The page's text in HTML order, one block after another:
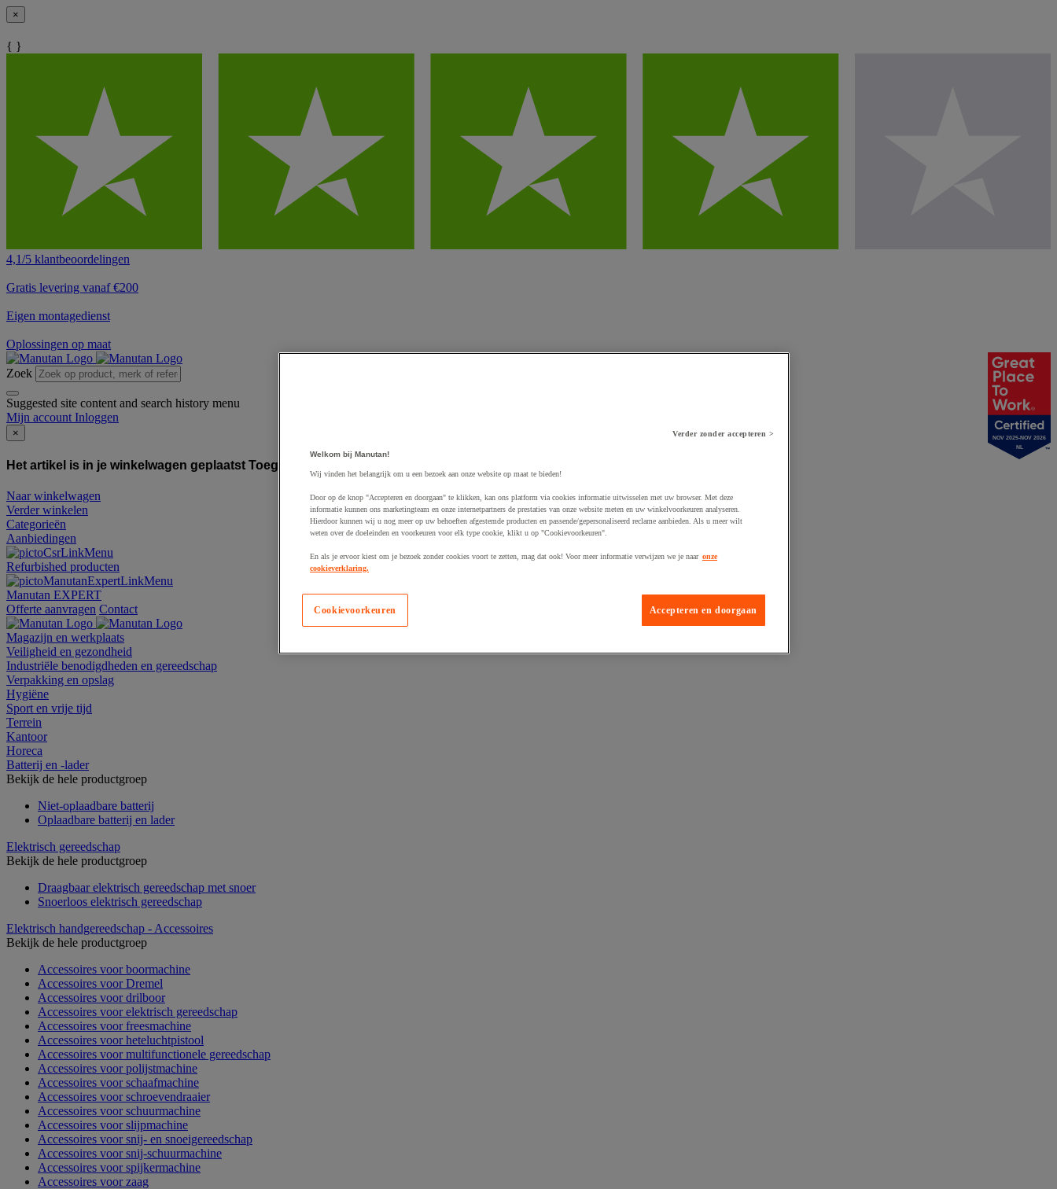
×
{ }
4,1/5 klantbeoordelingen
Gratis levering vanaf €200
Eigen montagedienst
Oplossingen op maat
Zoek
Suggested site content and search history menu
Mijn account Inloggen
×
Het artikel is in je winkelwagen geplaatst Toegevoegd aan winkelwagen
Naar winkelwagen
Verder winkelen
Categorieën
Aanbiedingen
Refurbished producten
Manutan EXPERT
Offerte aanvragen Contact
Magazijn en werkplaats
Veiligheid en gezondheid
Industriële benodigdheden en gereedschap
Verpakking en opslag
Hygiëne
Sport en vrije tijd
Terrein
Kantoor
Horeca
Batterij en -lader
Bekijk de hele productgroep
Niet-oplaadbare batterij
Oplaadbare batterij en lader
Elektrisch gereedschap
Bekijk de hele productgroep
Draagbaar elektrisch gereedschap met snoer
Snoerloos elektrisch gereedschap
Elektrisch handgereedschap - Accessoires
Bekijk de hele productgroep
Accessoires voor boormachine
Accessoires voor Dremel
Accessoires voor drilboor
Accessoires voor elektrisch gereedschap
Accessoires voor freesmachine
Accessoires voor heteluchtpistool
Accessoires voor multifunctionele gereedschap
Accessoires voor polijstmachine
Accessoires voor schaafmachine
Accessoires voor schroevendraaier
Accessoires voor schuurmachine
Accessoires voor slijpmachine
Accessoires voor snij- en snoeigereedschap
Accessoires voor snij-schuurmachine
Accessoires voor spijkermachine
Accessoires voor zaag
NOV 2025-NOV 2026
NL
Verder zonder accepteren >
Welkom bij Manutan!
Wij vinden het belangrijk om u een bezoek aan onze website op maat te bieden!
Door op de knop "Accepteren en doorgaan" te klikken, kan ons platform via cookies informatie uitwisselen met uw browser. Met deze
informatie kunnen ons marketingteam en onze internetpartners de prestaties van onze website meten en uw winkelvoorkeuren analyseren.
Hierdoor kunnen wij u nog meer op uw behoeften afgestemde producten en passende/gepersonaliseerd reclame aanbieden. Als u meer wilt
weten over de doeleinden en voorkeuren voor elk type cookie, klikt u op "Cookievoorkeuren".
En als je ervoor kiest om je bezoek zonder cookies voort te zetten, mag dat ook! Voor meer informatie verwijzen we je naar onze
cookieverklaring.
Accepteren en doorgaan
Cookievoorkeuren